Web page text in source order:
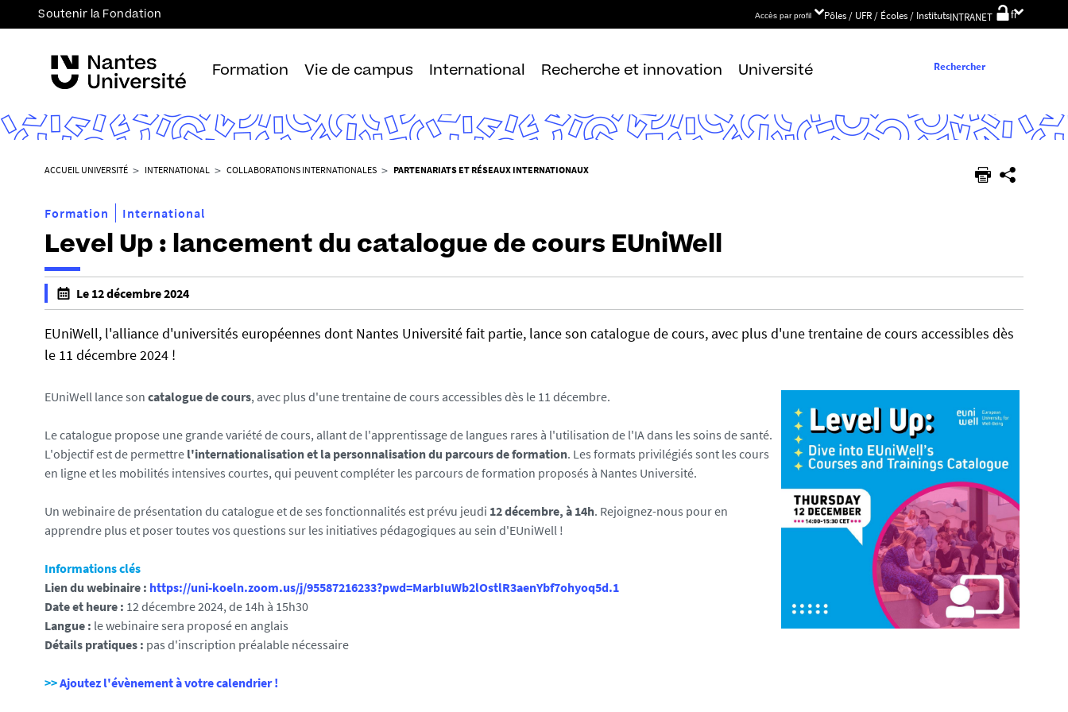
au
Soutenir la Fondation Accès par profil Pôles / UFR / Écoles / InstitutsINTRANET
Choix
fr
Formation Vie de campus International Recherche et innovation Université Rechercher
V
u
t
e
s
c
i
:
ACCUEIL UNIVERSITÉ INTERNATIONAL COLLABORATIONS INTERNATIONALES PARTENARIATS ET RÉSEAUX INTERNATIONAUX
Formation International
Level Up : lancement du catalogue de cours EUniWell
h
t
p
s
/
w
w
w
u
n
v
-
n
a
n
e
Le 12 décembre 2024
f
a
EUniWell, l'alliance d'universités européennes dont Nantes Université fait partie, lance son catalogue de cours, avec plus d'une trentaine de cours accessibles dès
le 11 décembre 2024 !
EUniWell lance son catalogue de cours, avec plus d'une trentaine de cours accessibles dès le 11 décembre.
Le catalogue propose une grande variété de cours, allant de l'apprentissage de langues rares à l'utilisation de l'IA dans les soins de santé.
L'objectif est de permettre l'internationalisation et la personnalisation du parcours de formation. Les formats privilégiés sont les cours
en ligne et les mobilités intensives courtes, qui peuvent compléter les parcours de formation proposés à Nantes Université.
Un webinaire de présentation du catalogue et de ses fonctionnalités est prévu jeudi 12 décembre, à 14h. Rejoignez-nous pour en
apprendre plus et poser toutes vos questions sur les initiatives pédagogiques au sein d'EUniWell !
Informations clés
Lien du webinaire : https://uni-koeln.zoom.us/j/95587216233?pwd=MarbIuWb2lOstlR3aenYbf7ohyoq5d.1
Date et heure : 12 décembre 2024, de 14h à 15h30
Langue : le webinaire sera proposé en anglais
Détails pratiques : pas d'inscription préalable nécessaire
>>Ajoutez l'évènement à votre calendrier !